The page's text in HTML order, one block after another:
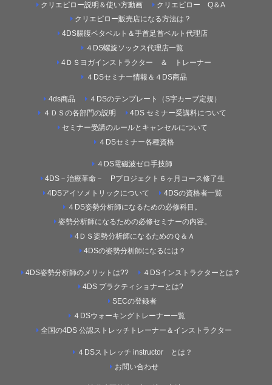
クリエピロー説明＆使い方動画
クリエピロー Q＆A
クリエピロー販売店になる方法は？
4DS腸腹ペタベルト＆手首足首ベルト代理店
４DS螺旋ソックス代理店一覧
4ＤＳヨガインストラクター ＆ トレーナー
４DSセミナー情報＆４DS商品
4ds商品
４DSのテンプレート（S字カーブ定規）
４ＤＳの各部門の説明
4DS セミナー受講料について
セミナー受講のルールとキャンセルについて
４DSセミナー各種資格
４DS電磁波ゼロ手技師
4DS－治療革命－ Pプロジェクト６ヶ月コース修了生
4DSアイソメトリックについて
4DSの資格者一覧
４DS姿勢分析師になるための必修科目。
姿勢分析師になるための必修セミナーの内容。
4ＤＳ姿勢分析師になるためのＱ＆Ａ
4DSの姿勢分析師になるには？
4DS姿勢分析師のメリットは??
４DSインストラクターとは？
4DS プラクティショナーとは?
SECの登録者
４DSウォーキングトレーナー一覧
全国の4DS 公認ストレッチトレーナー＆インストラクター
４DSストレッチ instructor とは？
お問い合わせ